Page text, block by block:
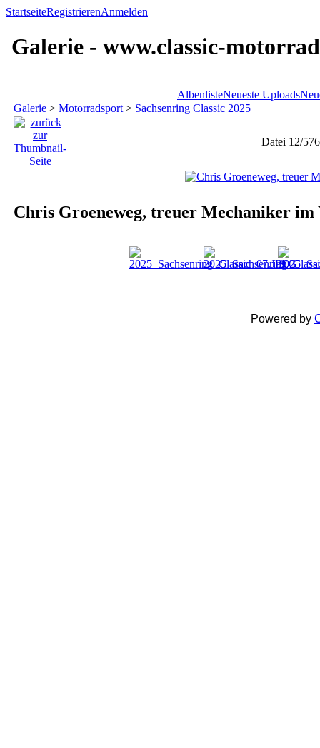
StartseiteRegistrierenAnmelden
Galerie - www.classic-
AlbenlisteNeueste Uploads
Galerie > Motorradsport > Sachsenring Classic 2025
Datei 12/576
Chris Groeneweg, treuer Mechaniker im
Powered by